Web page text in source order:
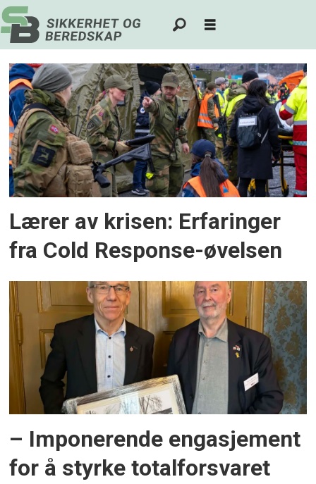
Tag:
sivilt-
militært
samarbeid
Lærer av krisen: Erfaringer
fra Cold Response-øvelsen
– Imponerende engasjement
for å styrke totalforsvaret